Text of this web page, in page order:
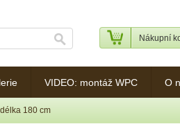
VIDEO: montáž WPC O
Nákupní
180 cm